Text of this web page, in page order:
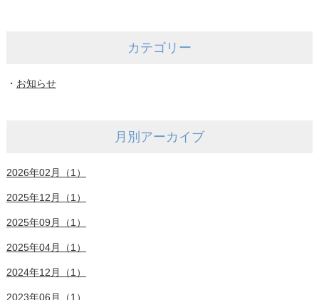
カテゴリー
・ お知らせ
月別アーカイブ
2026年02月（1）
2025年12月（1）
2025年09月（1）
2025年04月（1）
2024年12月（1）
2023年06月（1）